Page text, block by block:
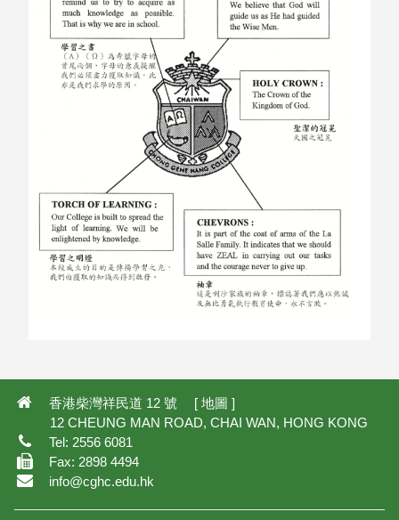
香港柴灣祥民道 12 號 [ 地圖]
12 CHEUNG MAN ROAD, CHAI WAN, HONG KONG
Tel: 2556 6081
Fax: 2898 4494
info@cghc.edu.hk